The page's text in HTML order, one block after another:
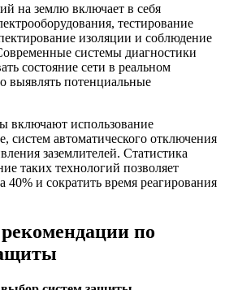
на землю включает в себя
тестирование
изоляции и соблюдение
системы диагностики
состояние сети в реальном
выявлять потенциальные
включают использование
систем автоматического отключения
заземлителей. Статистика
таких технологий позволяет
40% и сократить время реагирования
по